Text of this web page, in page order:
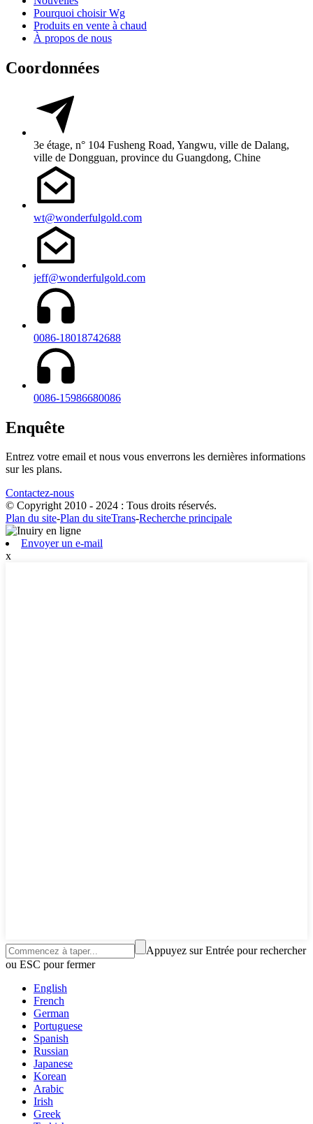
Pourquoi choisir Wg
Produits en vente à chaud
À propos de nous
Coordonnées
3e étage, n° 104 Fusheng Road, Yangwu, ville de Dalang,
ville de Dongguan, province du Guangdong, Chine
wt@wonderfulgold.com
jeff@wonderfulgold.com
0086-18018742688
0086-15986680086
Enquête
Entrez votre email et nous vous enverrons les dernières informations
sur les plans.
Contactez-nous
© Copyright 2010 - 2024 : Tous droits réservés.
Plan du site-Plan du siteTrans-Recherche principale
Envoyer un e-mail
x
Appuyez sur Entrée pour rechercher
ou ESC pour fermer
English
French
German
Portuguese
Spanish
Russian
Japanese
Korean
Arabic
Irish
Greek